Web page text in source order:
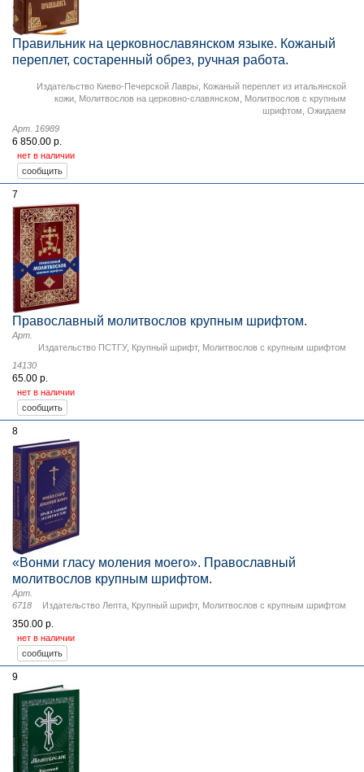
Правильник на церковнославянском языке. Кожаный
переплет, состаренный обрез, ручная работа.
Издательство Киево-Печерской Лавры
Кожаный переплет из итальянской
кожи Молитвослов на церковно-славянском
Молитвослов с крупным
шрифтом Ожидаем
Арт. 16989
6 850.00 р.
нет в наличии
7
Православный молитвослов крупным шрифтом.
Издательство ПСТГУ, Крупный шрифт, Молитвослов с крупным шрифтом
Арт.
14130
65.00 р.
нет в наличии
8
«Вонми гласу моления моего». Православный
молитвослов крупным шрифтом.
Издательство Лепта Крупный шрифт, Молитвослов с крупным шрифтом
Арт.
6718
350.00 р.
нет в наличии
9